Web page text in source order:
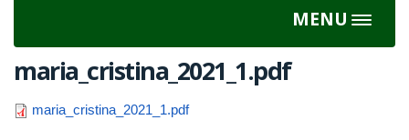
MENU
Toggle
maria_cristina_2021_1.pdf
maria_cristina_2021_1.pdf